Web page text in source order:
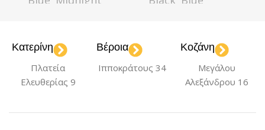
ΚΑΤΆΣΤΑΣΗ
,Σαν καινούριο
ΚΑΤΆΣΤΑΣΗ
,Σαν καινούριο
Κατερίνη
Πλατεία
Ελευθερίας 9
Βέροια
Ιπποκράτους 34
Κοζάνη
Μεγάλου
Αλεξάνδρου 16